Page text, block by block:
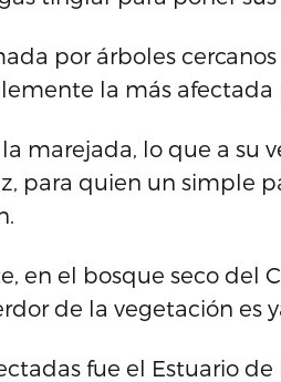
por árboles
la más afectada
marejada, lo que a su
para quien un simple
en el bosque seco del
de la vegetación es
fue el Estuario de